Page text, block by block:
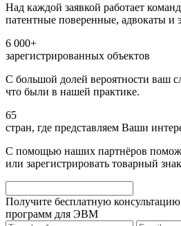
Над каждой заявкой работает
патентные поверенные, адвокаты и
6 000+
зарегистрированных объектов
С большой долей вероятности ваш
что были в нашей практике.
65
стран, где представляем Ваши
С помощью наших партнёров
или зарегистрировать товарный
Получите бесплатную
программ для ЭВМ